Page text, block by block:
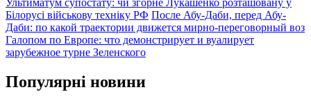
Ультиматум супостату: чи згорне Лукашенко розташовану у
Білорусі військову техніку РФ После Абу-Даби, перед Абу-
Даби: по какой траектории движется мирно-переговорный воз
Галопом по Европе: что демонстрирует и вуалирует
зарубежное турне Зеленского
Популярнi новини